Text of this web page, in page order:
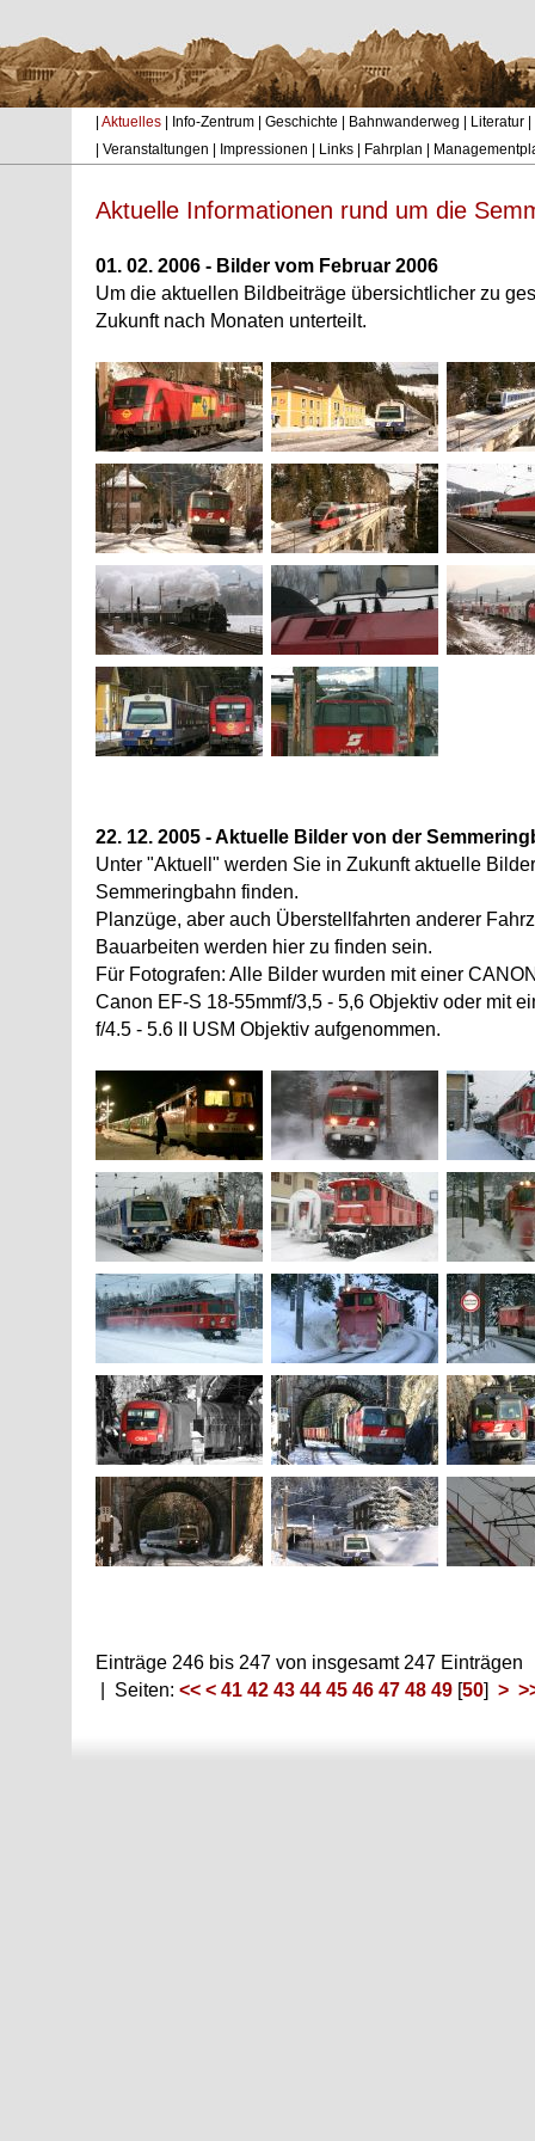
Aktuelles Info-Zentrum Geschichte Bahnwanderweg Literatur
Veranstaltungen Impressionen Links Fahrplan
Aktuelle Informationen rund um die
01. 02. 2006 - Bilder vom Februar 2006
Um die aktuellen Bildbeiträge übersichtlicher zu
Zukunft nach Monaten unterteilt.
22. 12. 2005 - Aktuelle Bilder von der
Unter "Aktuell" werden Sie in Zukunft aktuelle
Semmeringbahn finden.
Planzüge, aber auch Überstellfahrten anderer
Bauarbeiten werden hier zu finden sein.
Für Fotografen: Alle Bilder wurden mit einer
Canon EF-S 18-55mmf/3,5 - 5,6 Objektiv oder mit
f/4.5 - 5.6 II USM Objektiv aufgenommen.
Einträge 246 bis 247 von insgesamt 247 Einträgen
| Seiten: << < 41 42 43 44 45 46 47 48 49 [50] >